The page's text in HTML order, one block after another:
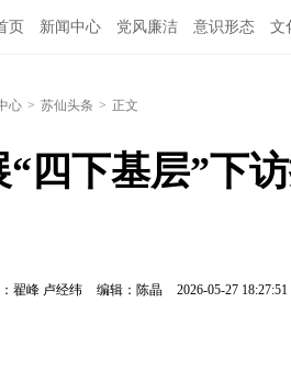
页 新闻中心 党风廉洁 意识形态 文
心 > 苏仙头条 > 正文
四下基层”下
翟峰 卢经纬 编辑：陈晶 2026-05-27 18:27:51